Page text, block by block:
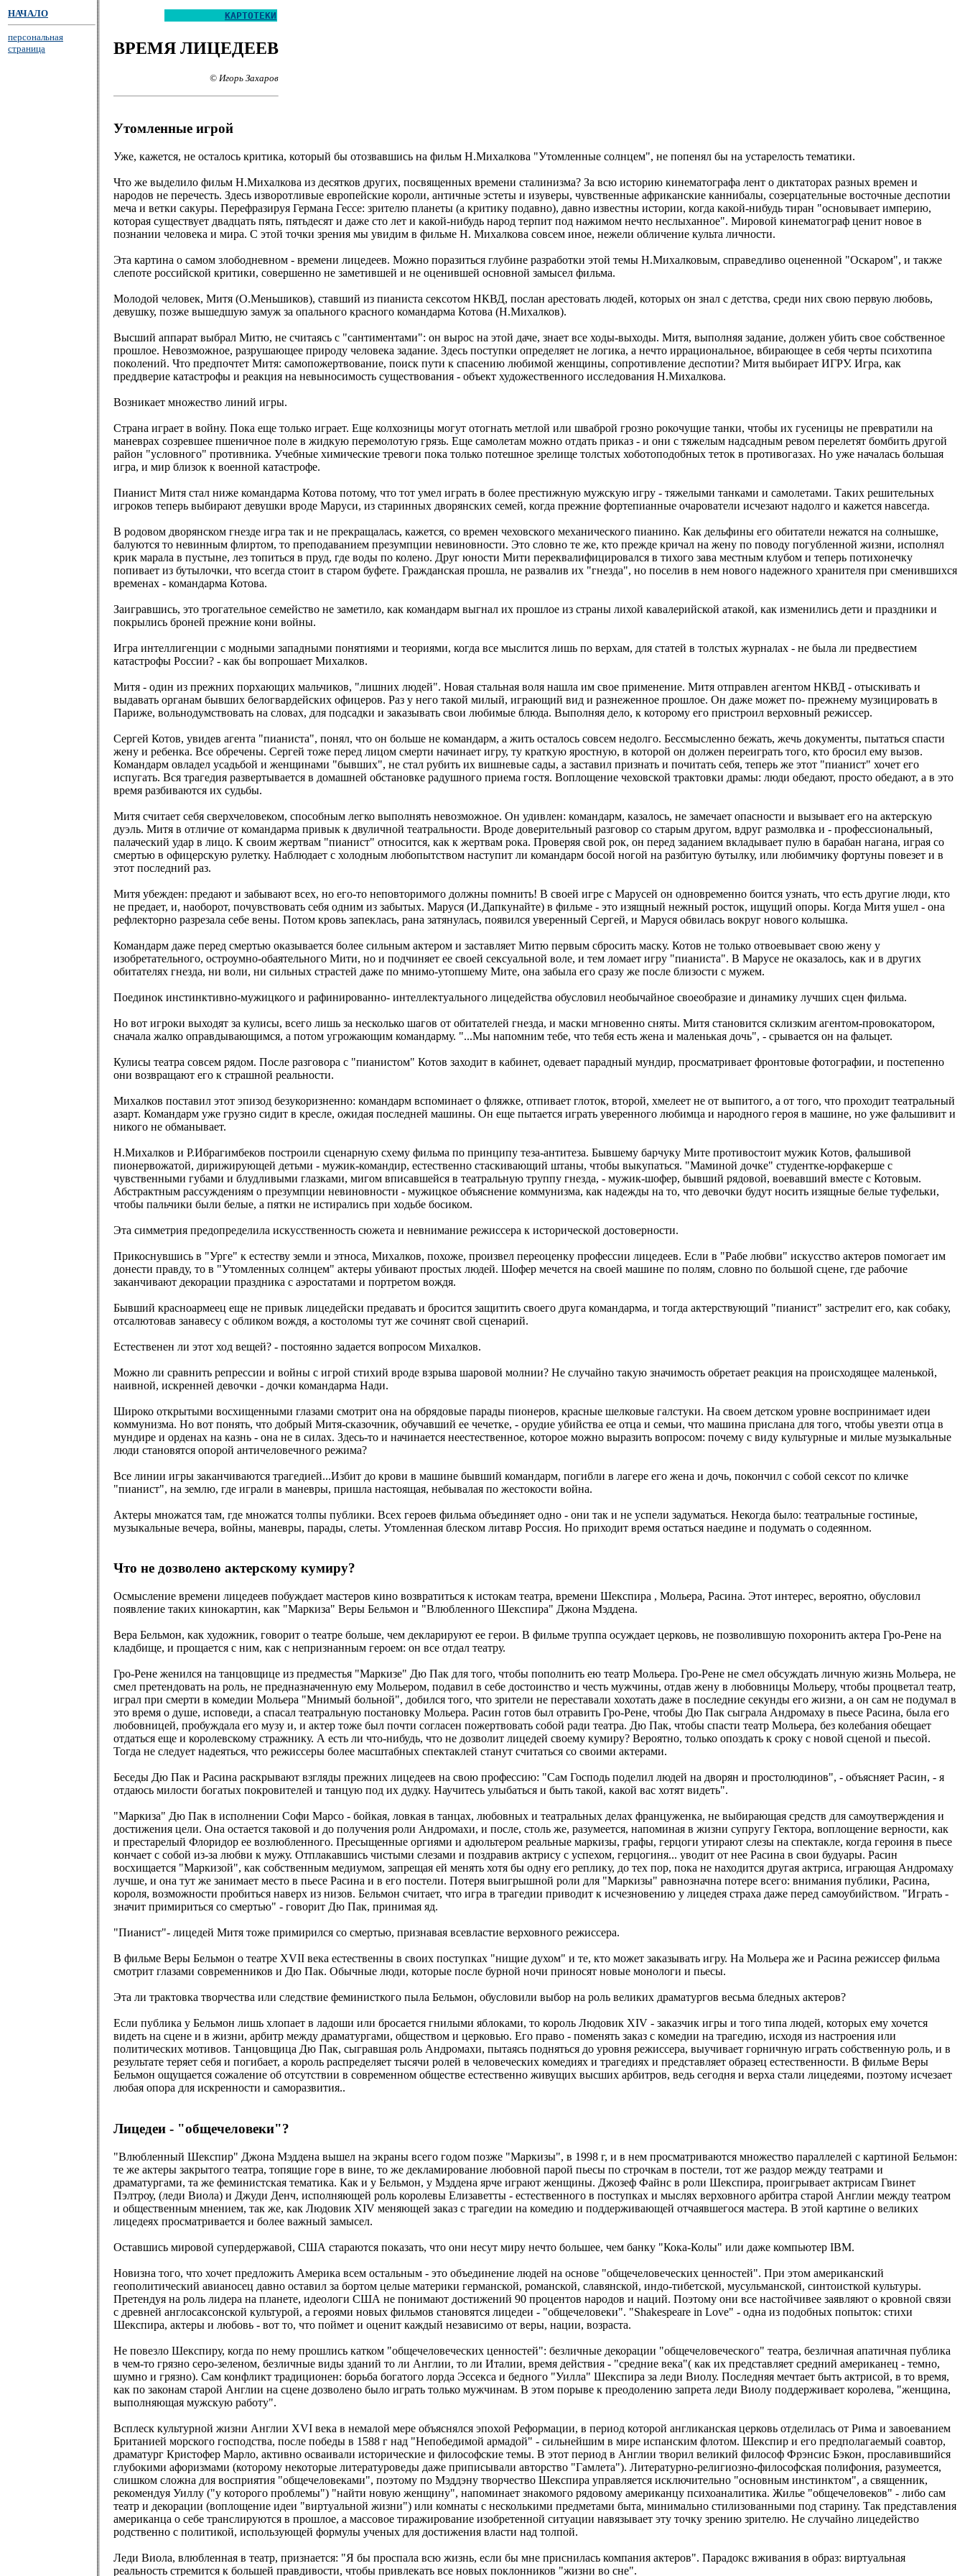
НАЧАЛО
персональная
страница
КАРТОТЕКИ
ВРЕМЯ ЛИЦЕДЕЕВ
© Игорь Захаров
Утомленные игрой
Уже, кажется, не осталось критика, который бы отозвавшись на фильм Н.Михалкова "Утомленные солнцем", не попенял бы на устарелость тематики.
Что же выделило фильм Н.Михалкова из десятков других, посвященных времени сталинизма? За всю историю кинематографа лент о диктаторах разных времен и
народов не перечесть. Здесь изворотливые европейские короли, античные эстеты и изуверы, чувственные африканские каннибалы, созерцательные восточные деспотии
меча и ветки сакуры. Перефразируя Германа Гессе: зрителю планеты (а критику подавно), давно известны истории, когда какой-нибудь тиран "основывает империю,
которая существует двадцать пять, пятьдесят и даже сто лет и какой-нибудь народ терпит под нажимом нечто неслыханное". Мировой кинематограф ценит новое в
познании человека и мира. С этой точки зрения мы увидим в фильме Н. Михалкова совсем иное, нежели обличение культа личности.
Эта картина о самом злободневном - времени лицедеев. Можно поразиться глубине разработки этой темы Н.Михалковым, справедливо оцененной "Оскаром", и также
слепоте российской критики, совершенно не заметившей и не оценившей основной замысел фильма.
Молодой человек, Митя (О.Меньшиков), ставший из пианиста сексотом НКВД, послан арестовать людей, которых он знал с детства, среди них свою первую любовь,
девушку, позже вышедшую замуж за опального красного командарма Котова (Н.Михалков).
Высший аппарат выбрал Митю, не считаясь с "сантиментами": он вырос на этой даче, знает все ходы-выходы. Митя, выполняя задание, должен убить свое собственное
прошлое. Невозможное, разрушающее природу человека задание. Здесь поступки определяет не логика, а нечто иррациональное, вбирающее в себя черты психотипа
поколений. Что предпочтет Митя: самопожертвование, поиск пути к спасению любимой женщины, сопротивление деспотии? Митя выбирает ИГРУ. Игра, как
преддверие катастрофы и реакция на невыносимость существования - объект художественного исследования Н.Михалкова.
Возникает множество линий игры.
Страна играет в войну. Пока еще только играет. Еще колхозницы могут отогнать метлой или шваброй грозно рокочущие танки, чтобы их гусеницы не превратили на
маневрах созревшее пшеничное поле в жидкую перемолотую грязь. Еще самолетам можно отдать приказ - и они с тяжелым надсадным ревом перелетят бомбить другой
район "условного" противника. Учебные химические тревоги пока только потешное зрелище толстых хоботоподобных теток в противогазах. Но уже началась большая
игра, и мир близок к военной катастрофе.
Пианист Митя стал ниже командарма Котова потому, что тот умел играть в более престижную мужскую игру - тяжелыми танками и самолетами. Таких решительных
игроков теперь выбирают девушки вроде Маруси, из старинных дворянских семей, когда прежние фортепианные очарователи исчезают надолго и кажется навсегда.
В родовом дворянском гнезде игра так и не прекращалась, кажется, со времен чеховского механического пианино. Как дельфины его обитатели нежатся на солнышке,
балуются то невинным флиртом, то преподаванием презумпции невиновности. Это словно те же, кто прежде кричал на жену по поводу погубленной жизни, исполнял
крик марала в пустыне, лез топиться в пруд, где воды по колено. Друг юности Мити переквалифицировался в тихого зава местным клубом и теперь потихонечку
попивает из бутылочки, что всегда стоит в старом буфете. Гражданская прошла, не развалив их "гнезда", но поселив в нем нового надежного хранителя при сменившихся
временах - командарма Котова.
Заигравшись, это трогательное семейство не заметило, как командарм выгнал их прошлое из страны лихой кавалерийской атакой, как изменились дети и праздники и
покрылись броней прежние кони войны.
Игра интеллигенции с модными западными понятиями и теориями, когда все мыслится лишь по верхам, для статей в толстых журналах - не была ли предвестием
катастрофы России? - как бы вопрошает Михалков.
Митя - один из прежних порхающих мальчиков, "лишних людей". Новая стальная воля нашла им свое применение. Митя отправлен агентом НКВД - отыскивать и
выдавать органам бывших белогвардейских офицеров. Раз у него такой милый, играющий вид и разнеженное прошлое. Он даже может по- прежнему музицировать в
Париже, вольнодумствовать на словах, для подсадки и заказывать свои любимые блюда. Выполняя дело, к которому его пристроил верховный режиссер.
Сергей Котов, увидев агента "пианиста", понял, что он больше не командарм, а жить осталось совсем недолго. Бессмысленно бежать, жечь документы, пытаться спасти
жену и ребенка. Все обречены. Сергей тоже перед лицом смерти начинает игру, ту краткую яростную, в которой он должен переиграть того, кто бросил ему вызов.
Командарм овладел усадьбой и женщинами "бывших", не стал рубить их вишневые сады, а заставил признать и почитать себя, теперь же этот "пианист" хочет его
испугать. Вся трагедия развертывается в домашней обстановке радушного приема гостя. Воплощение чеховской трактовки драмы: люди обедают, просто обедают, а в это
время разбиваются их судьбы.
Митя считает себя сверхчеловеком, способным легко выполнять невозможное. Он удивлен: командарм, казалось, не замечает опасности и вызывает его на актерскую
дуэль. Митя в отличие от командарма привык к двуличной театральности. Вроде доверительный разговор со старым другом, вдруг размолвка и - профессиональный,
палаческий удар в лицо. К своим жертвам "пианист" относится, как к жертвам рока. Проверяя свой рок, он перед заданием вкладывает пулю в барабан нагана, играя со
смертью в офицерскую рулетку. Наблюдает с холодным любопытством наступит ли командарм босой ногой на разбитую бутылку, или любимчику фортуны повезет и в
этот последний раз.
Митя убежден: предают и забывают всех, но его-то неповторимого должны помнить! В своей игре с Марусей он одновременно боится узнать, что есть другие люди, кто
не предает, и, наоборот, почувствовать себя одним из забытых. Маруся (И.Дапкунайте) в фильме - это изящный нежный росток, ищущий опоры. Когда Митя ушел - она
рефлекторно разрезала себе вены. Потом кровь запеклась, рана затянулась, появился уверенный Сергей, и Маруся обвилась вокруг нового колышка.
Командарм даже перед смертью оказывается более сильным актером и заставляет Митю первым сбросить маску. Котов не только отвоевывает свою жену у
изобретательного, остроумно-обаятельного Мити, но и подчиняет ее своей сексуальной воле, и тем ломает игру "пианиста". В Марусе не оказалось, как и в других
обитателях гнезда, ни воли, ни сильных страстей даже по мнимо-утопшему Мите, она забыла его сразу же после близости с мужем.
Поединок инстинктивно-мужицкого и рафинированно- интеллектуального лицедейства обусловил необычайное своеобразие и динамику лучших сцен фильма.
Но вот игроки выходят за кулисы, всего лишь за несколько шагов от обитателей гнезда, и маски мгновенно сняты. Митя становится склизким агентом-провокатором,
сначала жалко оправдывающимся, а потом угрожающим командарму. "...Мы напомним тебе, что тебя есть жена и маленькая дочь", - срывается он на фальцет.
Кулисы театра совсем рядом. После разговора с "пианистом" Котов заходит в кабинет, одевает парадный мундир, просматривает фронтовые фотографии, и постепенно
они возвращают его к страшной реальности.
Михалков поставил этот эпизод безукоризненно: командарм вспоминает о фляжке, отпивает глоток, второй, хмелеет не от выпитого, а от того, что проходит театральный
азарт. Командарм уже грузно сидит в кресле, ожидая последней машины. Он еще пытается играть уверенного любимца и народного героя в машине, но уже фальшивит и
никого не обманывает.
Н.Михалков и Р.Ибрагимбеков построили сценарную схему фильма по принципу теза-антитеза. Бывшему барчуку Мите противостоит мужик Котов, фальшивой
пионервожатой, дирижирующей детьми - мужик-командир, естественно стаскивающий штаны, чтобы выкупаться. "Маминой дочке" студентке-юрфакерше с
чувственными губами и блудливыми глазками, мигом вписавшейся в театральную труппу гнезда, - мужик-шофер, бывший рядовой, воевавший вместе с Котовым.
Абстрактным рассуждениям о презумпции невиновности - мужицкое объяснение коммунизма, как надежды на то, что девочки будут носить изящные белые туфельки,
чтобы пальчики были белые, а пятки не истирались при ходьбе босиком.
Эта симметрия предопределила искусственность сюжета и невнимание режиссера к исторической достоверности.
Прикоснувшись в "Урге" к естеству земли и этноса, Михалков, похоже, произвел переоценку профессии лицедеев. Если в "Рабе любви" искусство актеров помогает им
донести правду, то в "Утомленных солнцем" актеры убивают простых людей. Шофер мечется на своей машине по полям, словно по большой сцене, где рабочие
заканчивают декорации праздника с аэростатами и портретом вождя.
Бывший красноармеец еще не привык лицедейски предавать и бросится защитить своего друга командарма, и тогда актерствующий "пианист" застрелит его, как собаку,
отсалютовав занавесу с обликом вождя, а костоломы тут же сочинят свой сценарий.
Естественен ли этот ход вещей? - постоянно задается вопросом Михалков.
Можно ли сравнить репрессии и войны с игрой стихий вроде взрыва шаровой молнии? Не случайно такую значимость обретает реакция на происходящее маленькой,
наивной, искренней девочки - дочки командарма Нади.
Широко открытыми восхищенными глазами смотрит она на обрядовые парады пионеров, красные шелковые галстуки. На своем детском уровне воспринимает идеи
коммунизма. Но вот понять, что добрый Митя-сказочник, обучавший ее чечетке, - орудие убийства ее отца и семьи, что машина прислана для того, чтобы увезти отца в
мундире и орденах на казнь - она не в силах. Здесь-то и начинается неестественное, которое можно выразить вопросом: почему с виду культурные и милые музыкальные
люди становятся опорой античеловечного режима?
Все линии игры заканчиваются трагедией...Избит до крови в машине бывший командарм, погибли в лагере его жена и дочь, покончил с собой сексот по кличке
"пианист", на землю, где играли в маневры, пришла настоящая, небывалая по жестокости война.
Актеры множатся там, где множатся толпы публики. Всех героев фильма объединяет одно - они так и не успели задуматься. Некогда было: театральные гостиные,
музыкальные вечера, войны, маневры, парады, слеты. Утомленная блеском литавр Россия. Но приходит время остаться наедине и подумать о содеянном.
Что не дозволено актерскому кумиру?
Осмысление времени лицедеев побуждает мастеров кино возвратиться к истокам театра, времени Шекспира , Мольера, Расина. Этот интерес, вероятно, обусловил
появление таких кинокартин, как "Маркиза" Веры Бельмон и "Влюбленного Шекспира" Джона Мэддена.
Вера Бельмон, как художник, говорит о театре больше, чем декларируют ее герои. В фильме труппа осуждает церковь, не позволившую похоронить актера Гро-Рене на
кладбище, и прощается с ним, как с непризнанным героем: он все отдал театру.
Гро-Рене женился на танцовщице из предместья "Маркизе" Дю Пак для того, чтобы пополнить ею театр Мольера. Гро-Рене не смел обсуждать личную жизнь Мольера, не
смел претендовать на роль, не предназначенную ему Мольером, подавил в себе достоинство и честь мужчины, отдав жену в любовницы Мольеру, чтобы процветал театр,
играл при смерти в комедии Мольера "Мнимый больной", добился того, что зрители не переставали хохотать даже в последние секунды его жизни, а он сам не подумал в
это время о душе, исповеди, а спасал театральную постановку Мольера. Расин готов был отравить Гро-Рене, чтобы Дю Пак сыграла Андромаху в пьесе Расина, была его
любовницей, пробуждала его музу и, и актер тоже был почти согласен пожертвовать собой ради театра. Дю Пак, чтобы спасти театр Мольера, без колебания обещает
отдаться еще и королевскому стражнику. А есть ли что-нибудь, что не дозволит лицедей своему кумиру? Вероятно, только опоздать к сроку с новой сценой и пьесой.
Тогда не следует надеяться, что режиссеры более масштабных спектаклей станут считаться со своими актерами.
Беседы Дю Пак и Расина раскрывают взгляды прежних лицедеев на свою профессию: "Сам Господь поделил людей на дворян и простолюдинов", - объясняет Расин, - я
отдаюсь милости богатых покровителей и танцую под их дудку. Научитесь улыбаться и быть такой, какой вас хотят видеть".
"Маркиза" Дю Пак в исполнении Софи Марсо - бойкая, ловкая в танцах, любовных и театральных делах француженка, не выбирающая средств для самоутверждения и
достижения цели. Она остается таковой и до получения роли Андромахи, и после, столь же, разумеется, напоминая в жизни супругу Гектора, воплощение верности, как
и престарелый Флоридор ее возлюбленного. Пресыщенные оргиями и адюльтером реальные маркизы, графы, герцоги утирают слезы на спектакле, когда героиня в пьесе
кончает с собой из-за любви к мужу. Отплакавшись чистыми слезами и поздравив актрису с успехом, герцогиня... уводит от нее Расина в свои будуары. Расин
восхищается "Маркизой", как собственным медиумом, запрещая ей менять хотя бы одну его реплику, до тех пор, пока не находится другая актриса, играющая Андромаху
лучше, и она тут же занимает место в пьесе Расина и в его постели. Потеря выигрышной роли для "Маркизы" равнозначна потере всего: внимания публики, Расина,
короля, возможности пробиться наверх из низов. Бельмон считает, что игра в трагедии приводит к исчезновению у лицедея страха даже перед самоубийством. "Играть -
значит примириться со смертью" - говорит Дю Пак, принимая яд.
"Пианист"- лицедей Митя тоже примирился со смертью, признавая всевластие верховного режиссера.
В фильме Веры Бельмон о театре XVII века естественны в своих поступках "нищие духом" и те, кто может заказывать игру. На Мольера же и Расина режиссер фильма
смотрит глазами современников и Дю Пак. Обычные люди, которые после бурной ночи приносят новые монологи и пьесы.
Эта ли трактовка творчества или следствие феминисткого пыла Бельмон, обусловили выбор на роль великих драматургов весьма бледных актеров?
Если публика у Бельмон лишь хлопает в ладоши или бросается гнилыми яблоками, то король Людовик XIV - заказчик игры и того типа людей, которых ему хочется
видеть на сцене и в жизни, арбитр между драматургами, обществом и церковью. Его право - поменять заказ с комедии на трагедию, исходя из настроения или
политических мотивов. Танцовщица Дю Пак, сыгравшая роль Андромахи, пытаясь подняться до уровня режиссера, выучивает горничную играть собственную роль, и в
результате теряет себя и погибает, а король распределяет тысячи ролей в человеческих комедиях и трагедиях и представляет образец естественности. В фильме Веры
Бельмон ощущается сожаление об отсутствии в современном обществе естественно живущих высших арбитров, ведь сегодня и верха стали лицедеями, поэтому исчезает
любая опора для искренности и саморазвития..
Лицедеи - "общечеловеки"?
"Влюбленный Шекспир" Джона Мэддена вышел на экраны всего годом позже "Маркизы", в 1998 г, и в нем просматриваются множество параллелей с картиной Бельмон:
те же актеры закрытого театра, топящие горе в вине, то же декламирование любовной парой пьесы по строчкам в постели, тот же раздор между театрами и
драматургами, та же феминистская тематика. Как и у Бельмон, у Мэддена ярче играют женщины. Джозеф Файнс в роли Шекспира, проигрывает актрисам Гвинет
Пэлтроу, (леди Виола) и Джуди Денч, исполняющей роль королевы Елизаветты - естественного в поступках и мыслях верховного арбитра старой Англии между театром
и общественным мнением, так же, как Людовик XIV меняющей заказ с трагедии на комедию и поддерживающей отчаявшегося мастера. В этой картине о великих
лицедеях просматривается и более важный замысел.
Оставшись мировой супердержавой, США стараются показать, что они несут миру нечто большее, чем банку "Кока-Колы" или даже компьютер IBM.
Новизна того, что хочет предложить Америка всем остальным - это объединение людей на основе "общечеловеческих ценностей". При этом американский
геополитический авианосец давно оставил за бортом целые материки германской, романской, славянской, индо-тибетской, мусульманской, синтоисткой культуры.
Претендуя на роль лидера на планете, идеологи США не понимают достижений 90 процентов народов и наций. Поэтому они все настойчивее заявляют о кровной связи
с древней англосаксонской культурой, а героями новых фильмов становятся лицедеи - "общечеловеки". "Shakespeare in Love" - одна из подобных попыток: стихи
Шекспира, актеры и любовь - вот то, что поймет и оценит каждый независимо от веры, нации, возраста.
Не повезло Шекспиру, когда по нему прошлись катком "общечеловеческих ценностей": безличные декорации "общечеловеческого" театра, безличная апатичная публика
в чем-то грязно серо-зеленом, безличные виды зданий то ли Англии, то ли Италии, время действия - "средние века"( как их представляет средний американец - темно,
шумно и грязно). Сам конфликт традиционен: борьба богатого лорда Эссекса и бедного "Уилла" Шекспира за леди Виолу. Последняя мечтает быть актрисой, в то время,
как по законам старой Англии на сцене дозволено было играть только мужчинам. В этом порыве к преодолению запрета леди Виолу поддерживает королева, "женщина,
выполняющая мужскую работу".
Всплеск культурной жизни Англии XVI века в немалой мере объяснялся эпохой Реформации, в период которой англиканская церковь отделилась от Рима и завоеванием
Британией морского господства, после победы в 1588 г над "Непобедимой армадой" - сильнейшим в мире испанским флотом. Шекспир и его предполагаемый соавтор,
драматург Кристофер Марло, активно осваивали исторические и философские темы. В этот период в Англии творил великий философ Фрэнсис Бэкон, прославившийся
глубокими афоризмами (которому некоторые литературоведы даже приписывали авторство "Гамлета"). Литературно-религиозно-философская полифония, разумеется,
слишком сложна для восприятия "общечеловеками", поэтому по Мэддэну творчество Шекспира управляется исключительно "основным инстинктом", а священник,
рекомендуя Уиллу ("у которого проблемы") "найти новую женщину", напоминает знакомого рядовому американцу психоаналитика. Жилье "общечеловеков" - либо сам
театр и декорации (воплощение идеи "виртуальной жизни") или комнаты с несколькими предметами быта, минимально стилизованными под старину. Так представления
американца о себе транслируются в прошлое, а массовое тиражирование изобретенной ситуации навязывает эту точку зрению зрителю. Не случайно лицедейство
родственно с политикой, использующей формулы ученых для достижения власти над толпой.
Леди Виола, влюбленная в театр, признается: "Я бы проспала всю жизнь, если бы мне приснилась компания актеров". Парадокс вживания в образ: виртуальная
реальность стремится к большей правдивости, чтобы привлекать все новых поклонников "жизни во сне".